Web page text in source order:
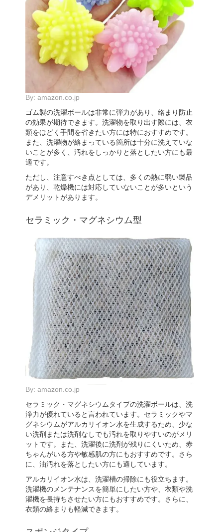
By: amazon.co.jp
ゴム製の洗濯ボールは非常に弾力があり、絡まり防止
の効果が期待できます。洗濯物を取り出す際には、衣
類をほどく手間を省きたい方には特におすすめです。
また、洗濯物が絡まっている箇所は十分に洗えていな
いことが多く、汚れをしっかりと落としたい方にも最
適です。
ただし、注意すべき点としては、多くの熱に弱い製品
があり、乾燥機には対応していないことが多いという
デメリットがあります。
セラミック・マグネシウム型
By: amazon.co.jp
セラミック・マグネシウムタイプの洗濯ボールは、洗
浄力が優れていると言われています。セラミックやマ
グネシウムがアルカリイオン水を生成するため、少な
い洗剤または洗剤なしでも汚れを取りやすいのがメリ
ットです。また、洗濯後に洗剤が残りにくいため、赤
ちゃんがいる方や敏感肌の方にもおすすめです。さら
に、油汚れを落としたい方にも適しています。
アルカリイオン水は、洗濯槽の掃除にも役立ちます。
洗濯機のメンテナンスを簡単にしたい方や、衣類や洗
濯機を長持ちさせたい方にもおすすめです。さらに、
衣類の絡まりも軽減できます。